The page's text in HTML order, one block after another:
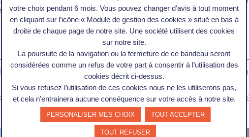
à renforcer la nôtre… pour investir et se développer. Merci
d’écoute et de soutien toujours positif. Continuons,
de fierté, mais surtout un levier pour accélérer notre
nous animent depuis le premier jour.
votre choix pendant 6 mois. Vous pouvez changer d’avis à tout moment
en cliquant sur l’icône « Module de gestion des cookies » situé en bas à
droite de chaque page de notre site. Une société utilisent des cookies
sur notre site.
La poursuite de la navigation ou la fermeture de ce bandeau seront
considérées comme un refus de votre part à consentir à l’utilisation des
cookies décrit ci-dessus.
Si vous refusez l’utilisation de ces cookies nous ne les utiliserons pas,
et cela n’entrainera aucune conséquence sur votre accès à notre site.
PERSONALISER MES CHOIX TOUT ACCEPTER
TOUT REFUSER